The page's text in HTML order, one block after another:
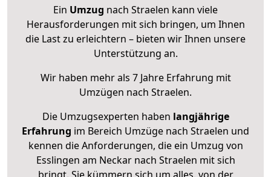
Ein Umzug nach Straelen kann viele
Herausforderungen mit sich bringen, um Ihnen
die Last zu erleichtern – bieten wir Ihnen unsere
Unterstützung an.
Wir haben mehr als 7 Jahre Erfahrung mit
Umzügen nach Straelen.
Die Umzugsexperten haben langjährige
Erfahrung im Bereich Umzüge nach Straelen und
kennen die Anforderungen, die ein Umzug von
Esslingen am Neckar nach Straelen mit sich